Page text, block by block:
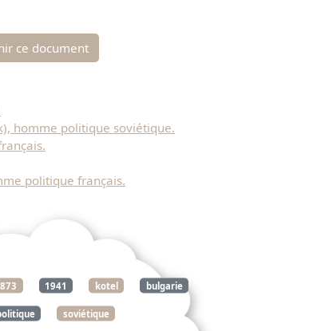
ce document
homme politique soviétique.
politique français.
1941 kotel bulgarie
soviétique